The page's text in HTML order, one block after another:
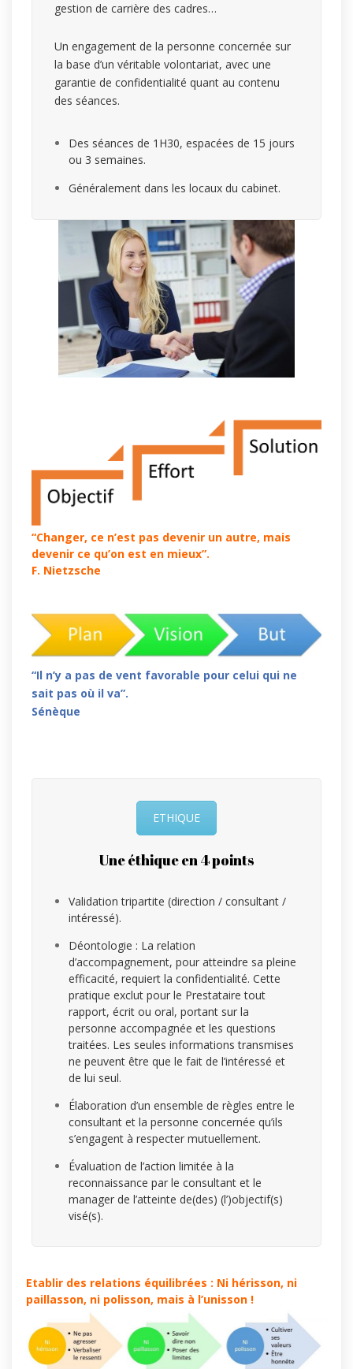
gestion de carrière des cadres…
Un engagement de la personne concernée sur
la base d’un véritable volontariat, avec une
garantie de confidentialité quant au contenu
des séances.
Des séances de 1H30, espacées de 15 jours
ou 3 semaines.
Généralement dans les locaux du cabinet.
“Changer, ce n’est pas devenir un autre, mais
devenir ce qu’on est en mieux”.
F. Nietzsche
“Il n’y a pas de vent favorable pour celui qui ne
sait pas où il va”.
Sénèque
ETHIQUE
Une éthique en 4 points
Validation tripartite (direction / consultant /
intéressé).
Déontologie : La relation
d’accompagnement, pour atteindre sa pleine
efficacité, requiert la confidentialité. Cette
pratique exclut pour le Prestataire tout
rapport, écrit ou oral, portant sur la
personne accompagnée et les questions
traitées. Les seules informations transmises
ne peuvent être que le fait de l’intéressé et
de lui seul.
Élaboration d’un ensemble de règles entre le
consultant et la personne concernée qu’ils
s’engagent à respecter mutuellement.
Évaluation de l’action limitée à la
reconnaissance par le consultant et le
manager de l’atteinte de(des) (l’)objectif(s)
visé(s).
Etablir des relations équilibrées : Ni hérisson, ni
paillasson, ni polisson, mais à l’unisson !